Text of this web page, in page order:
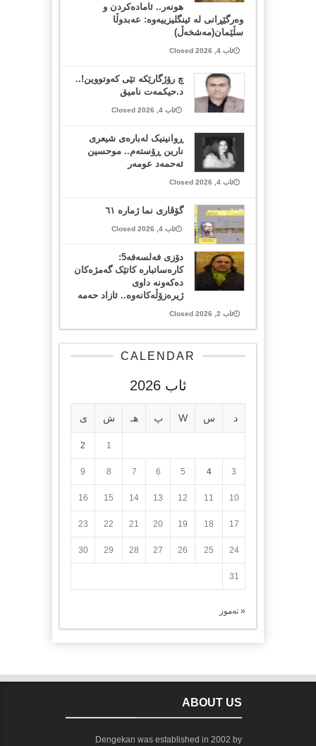
هونەر.. ئامادەکردن و
وەرگێڕانی لە ئینگلیزییەوە: عەبدوڵا
سڵێمان(مەشخەڵ)
ئاب 4, 2026 Closed
چ رۆژگارێکە تێی کەوتووین!..
د.حیکمەت نامیق
ئاب 4, 2026 Closed
ڕوانینیک لەبارەى شیعرى
نارین ڕۆستەم.. موحسین
ئەحمەد عومەر
ئاب 4, 2026 Closed
گۆڤاری نما ژمارە ٦١
ئاب 4, 2026 Closed
دۆزی فەلسەفە5:
کارەساتبارە کاتێک گەمژەکان
دەکەونە داوی
ژیرەزۆڵەکانەوە.. ئازاد حەمە
ئاب 2, 2026 Closed
CALENDAR
ئاب 2026
د س W پ هـ ش ی
1
2
3
4
5
6
7
8
9
10
11
12
13
14
15
16
17
18
19
20
21
22
23
24
25
26
27
28
29
30
31
« تەموز
ABOUT US
Dengekan was established in 2002 by